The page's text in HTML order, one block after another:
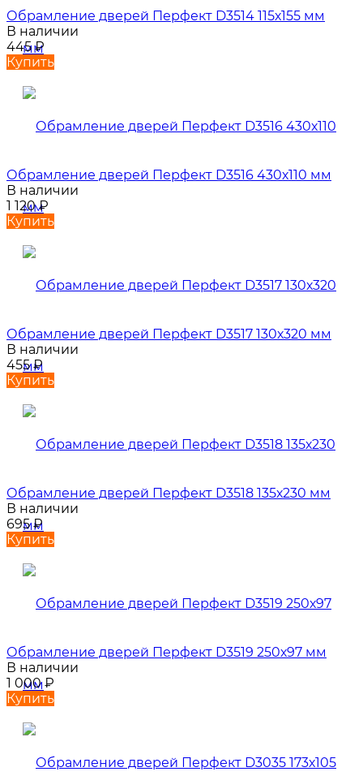
Обрамление дверей Перфект D3514 115х155 мм
В наличии
445₽
Купить
Обрамление дверей Перфект D3516 430х110 мм
В наличии
1 120₽
Купить
Обрамление дверей Перфект D3517 130х320 мм
В наличии
455₽
Купить
Обрамление дверей Перфект D3518 135х230 мм
В наличии
695₽
Купить
Обрамление дверей Перфект D3519 250х97 мм
В наличии
1 000₽
Купить